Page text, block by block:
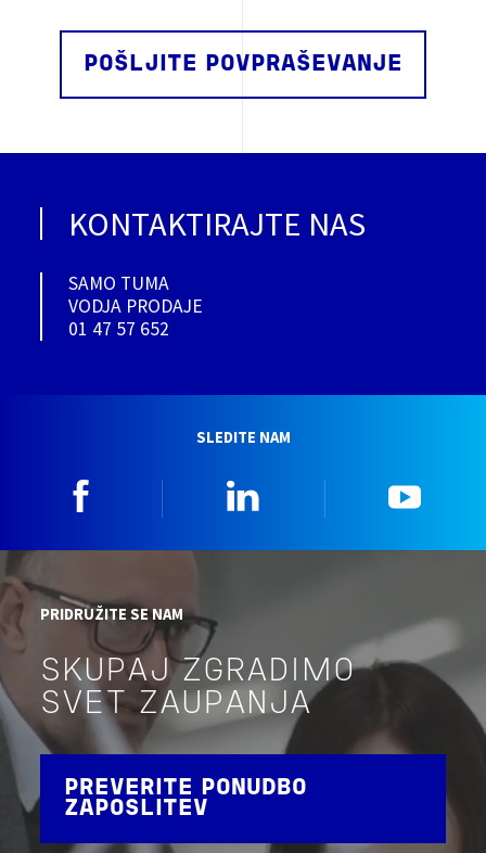
POŠLJITE POVPRAŠEVANJE
KONTAKTIRAJTE NAS
SAMO TUMA
VODJA PRODAJE
01 47 57 652
SLEDITE NAM
PRIDRUŽITE SE NAM
SKUPAJ ZGRADIMO
SVET ZAUPANJA
PREVERITE PONUDBO
ZAPOSLITEV